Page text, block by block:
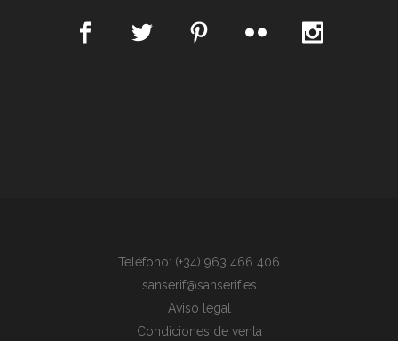
Teléfono: (+34) 963 466 406
sanserif@sanserif.es
Aviso legal
Condiciones de venta